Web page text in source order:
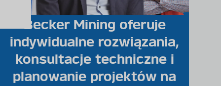
Becker Mining oferuje
indywidualne rozwiązania,
konsultacje techniczne i
planowanie projektów na